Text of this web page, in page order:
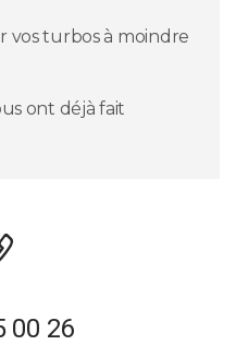
vos turbos à moindre
ont déjà fait
00 26